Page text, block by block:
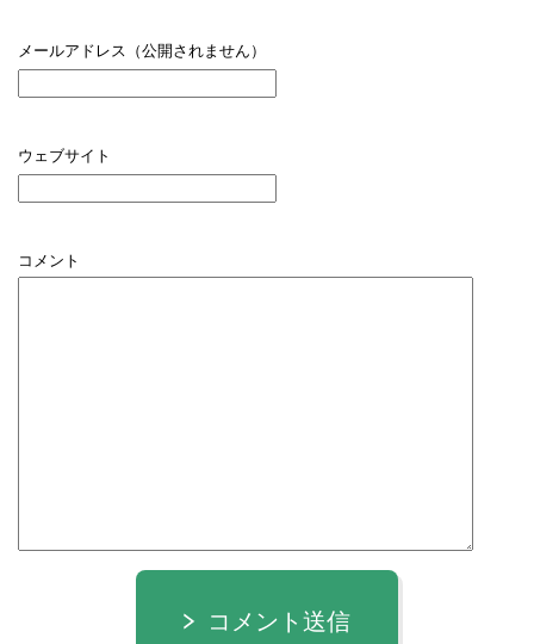
メールアドレス（公開されません）
ウェブサイト
コメント
コメント送信